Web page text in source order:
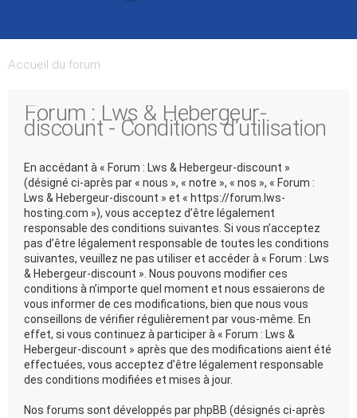
Accueil du forum
Forum : Lws & Hebergeur-
discount - Conditions d’utilisation
En accédant à « Forum : Lws & Hebergeur-discount »
(désigné ci-après par « nous », « notre », « nos », « Forum :
Lws & Hebergeur-discount » et « https://forum.lws-
hosting.com »), vous acceptez d’être légalement
responsable des conditions suivantes. Si vous n’acceptez
pas d’être légalement responsable de toutes les conditions
suivantes, veuillez ne pas utiliser et accéder à « Forum : Lws
& Hebergeur-discount ». Nous pouvons modifier ces
conditions à n’importe quel moment et nous essaierons de
vous informer de ces modifications, bien que nous vous
conseillons de vérifier régulièrement par vous-même. En
effet, si vous continuez à participer à « Forum : Lws &
Hebergeur-discount » après que des modifications aient été
effectuées, vous acceptez d’être légalement responsable
des conditions modifiées et mises à jour.
Nos forums sont développés par phpBB (désignés ci-après